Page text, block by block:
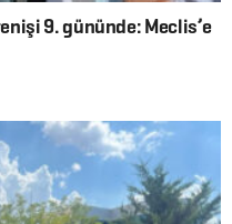
9. gününde: Meclis’e